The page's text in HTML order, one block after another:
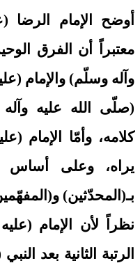
أوضح الإمام الرضا
معتبراً أن الفرق
وآله وسلّم) والإمام
(صلّى الله عليه
كلامه، وأمّا الإمام
يراه، وعلى أساس
بـ(المحدّثين)
نظراً لأن الإمام
الرتبة الثانية بعد